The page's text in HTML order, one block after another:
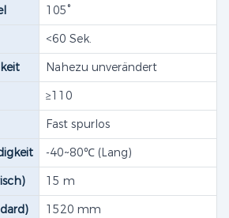
105°
<60 Sek.
Nahezu unverändert
≥110
Fast spurlos
-40~80℃ (Lang)
15 m
1520 mm